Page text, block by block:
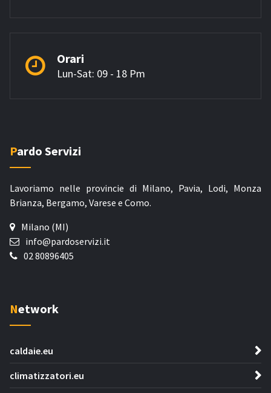
Orari
Lun-Sat: 09 - 18 Pm
Pardo Servizi
Lavoriamo nelle provincie di Milano, Pavia, Lodi, Monza
Brianza, Bergamo, Varese e Como.
Milano (MI)
info@pardoservizi.it
02 80896405
Network
caldaie.eu
climatizzatori.eu